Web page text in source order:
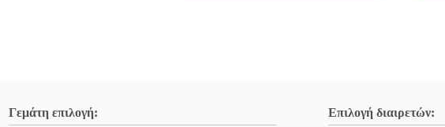
Γεμάτη επιλογή: Επιλογή διαιρετών: